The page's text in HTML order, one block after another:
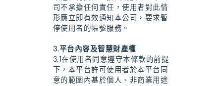
司不承擔任何責任，使用者對此情
形應立即有效通知本公司，要求暫
停使用者的帳號服務。
3.平台內容及智慧財產權
3.1在使用者同意遵守本條款的前提
下，本平台許可使用者於本平台同
意的範圍內基於個人、非商業用途